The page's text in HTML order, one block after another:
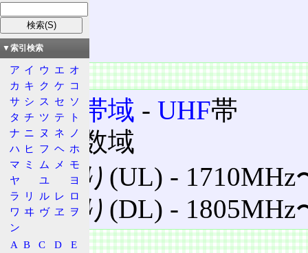
概要
特徴
概要
電波帯域 ‐ UHF帯
周波数域
上り(UL) ‐
下り(DL) ‐
特徴
▼索引検索
ア イ ウ エ オ
カ キ ク ケ コ
サ シ ス セ ソ
タ チ ツ テ
ト
ナ ニ ヌ ネ
ノ
ハ ヒ フ ヘ ホ
マ ミ ム メ
モ
ヤ
ユ
ヨ
ラ
リ ル レ ロ
ワ ヰ ヴ ヱ
ヲ
ン
A B C D
E